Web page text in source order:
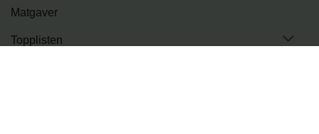
Matgaver
Topplisten